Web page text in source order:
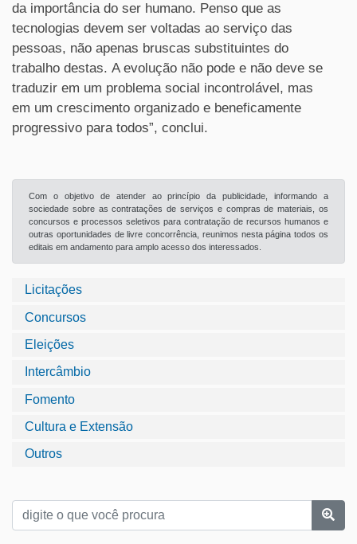
Licitações
Concursos
Eleições
Intercâmbio
Fomento
Cultura e Extensão
Outros
da importância do ser humano. Penso que as
tecnologias devem ser voltadas ao serviço das
pessoas, não apenas bruscas substituintes do
trabalho destas. A evolução não pode e não deve se
traduzir em um problema social incontrolável, mas
em um crescimento organizado e beneficamente
progressivo para todos”, conclui.
Com o objetivo de atender ao princípio da publicidade, informando a
sociedade sobre as contratações de serviços e compras de materiais, os
concursos e processos seletivos para contratação de recursos humanos e
outras oportunidades de livre concorrência, reunimos nesta página todos os
editais em andamento para amplo acesso dos interessados.